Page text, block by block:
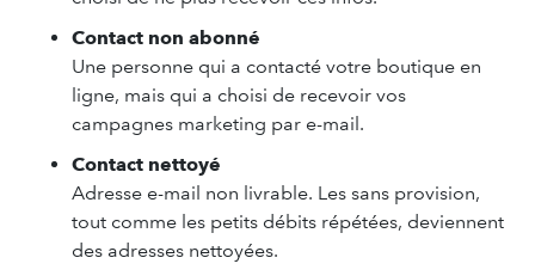
Contact non abonné
Une personne qui a contacté votre boutique en
ligne, mais qui a choisi de recevoir vos
campagnes marketing par e-mail.
Contact nettoyé
Adresse e-mail non livrable. Les sans provision,
tout comme les petits débits répétées, deviennent
des adresses nettoyées.